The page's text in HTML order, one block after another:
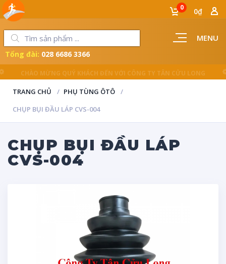
MENU
0 0₫
LUÔN ĐỒNG HÀNH CÙNG NGƯỜI THỢ
Tổng đài: 028 6686 3366
TRANG CHỦ
PHỤ TÙNG ÔTÔ
CHỤP BỤI ĐẦU LÁP CVS-004
CHỤP BỤI ĐẦU LÁP
CVS-004